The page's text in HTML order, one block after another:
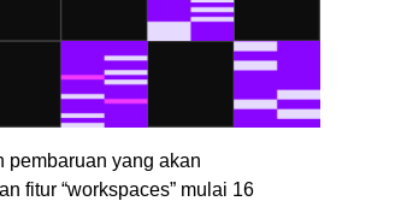
pembaruan yang akan
fitur “workspaces” mulai 16